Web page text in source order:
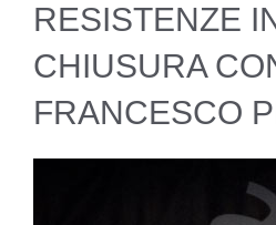
RESISTENZE
CHIUSURA
FRANCESCO